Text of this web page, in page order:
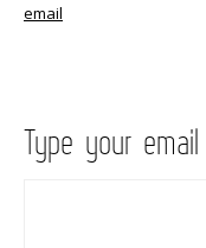
email
Type your